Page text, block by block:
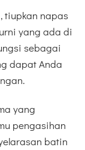
tiupkan napas
yang ada di
sebagai
dapat Anda
yang
pengasihan
batin